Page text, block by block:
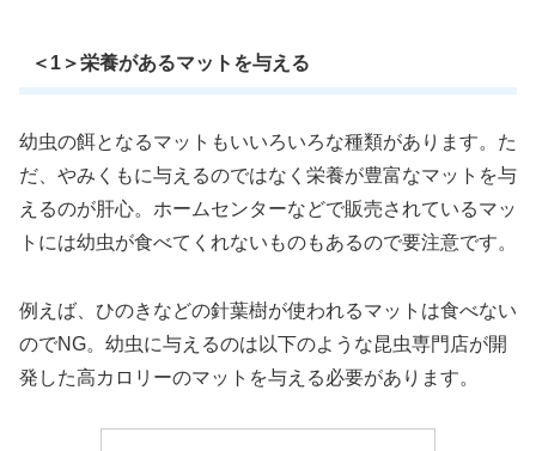
＜1＞栄養があるマットを与える
幼虫の餌となるマットもいいろいろな種類があります。た
だ、やみくもに与えるのではなく栄養が豊富なマットを与
えるのが肝心。ホームセンターなどで販売されているマッ
トには幼虫が食べてくれないものもあるので要注意です。
例えば、ひのきなどの針葉樹が使われるマットは食べない
のでNG。幼虫に与えるのは以下のような昆虫専門店が開
発した高カロリーのマットを与える必要があります。